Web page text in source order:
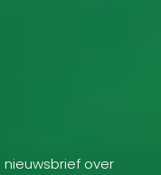
over